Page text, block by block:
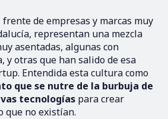
de empresas y marcas muy
representan una mezcla
asentadas, algunas con
y otras que han salido de esa
Entendida esta cultura como
que se nutre de la burbuja de
tecnologías para crear
que no existían.